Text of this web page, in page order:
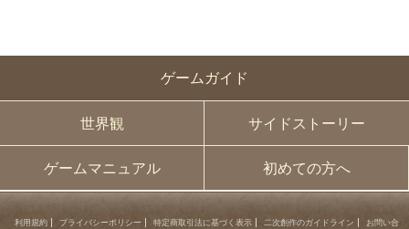
ゲームガイド
世界観 サイドストーリー
ゲームマニュアル 初めての方へ
利用規約 プライバシーポリシー 特定商取引法に基づく表示 二次創作のガイドライン お問い合